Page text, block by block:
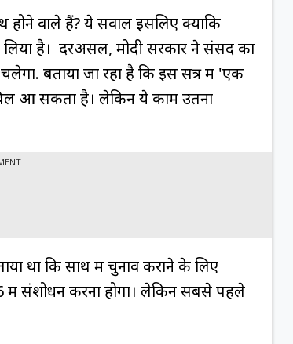
वाले हैं? ये सवाल इसलिए क्योंकि
है। दरअसल, मोदी सरकार ने संसद का
बताया जा रहा है कि इस सत्र में 'एक
आ सकता है। लेकिन ये काम उतना
था कि साथ में चुनाव कराने के लिए
संशोधन करना होगा। लेकिन सबसे पहले